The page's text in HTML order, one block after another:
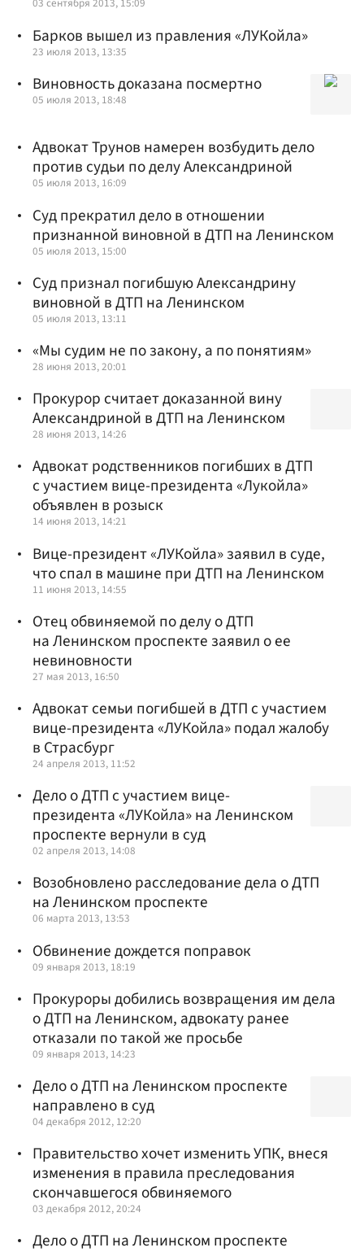
03 сентября 2013, 15:09
Барков вышел из правления «ЛУКойла»
23 июля 2013, 13:35
Виновность доказана посмертно
05 июля 2013, 18:48
Адвокат Трунов намерен возбудить дело
против судьи по делу Александриной
05 июля 2013, 16:09
Суд прекратил дело в отношении
признанной виновной в ДТП на Ленинском
05 июля 2013, 15:00
Суд признал погибшую Александрину
виновной в ДТП на Ленинском
05 июля 2013, 13:11
«Мы судим не по закону, а по понятиям»
28 июня 2013, 20:01
Прокурор считает доказанной вину
Александриной в ДТП на Ленинском
28 июня 2013, 14:26
Адвокат родственников погибших в ДТП
с участием вице-президента «Лукойла»
объявлен в розыск
14 июня 2013, 14:21
Вице-президент «ЛУКойла» заявил в суде,
что спал в машине при ДТП на Ленинском
11 июня 2013, 14:55
Отец обвиняемой по делу о ДТП
на Ленинском проспекте заявил о ее
невиновности
27 мая 2013, 16:50
Адвокат семьи погибшей в ДТП с участием
вице-президента «ЛУКойла» подал жалобу
в Страсбург
24 апреля 2013, 11:52
Дело о ДТП с участием вице-
президента «ЛУКойла» на Ленинском
проспекте вернули в суд
02 апреля 2013, 14:08
Возобновлено расследование дела о ДТП
на Ленинском проспекте
06 марта 2013, 13:53
Обвинение дождется поправок
09 января 2013, 18:19
Прокуроры добились возвращения им дела
о ДТП на Ленинском, адвокату ранее
отказали по такой же просьбе
09 января 2013, 14:23
Дело о ДТП на Ленинском проспекте
направлено в суд
04 декабря 2012, 12:20
Правительство хочет изменить УПК, внеся
изменения в правила преследования
скончавшегося обвиняемого
03 декабря 2012, 20:24
Дело о ДТП на Ленинском проспекте